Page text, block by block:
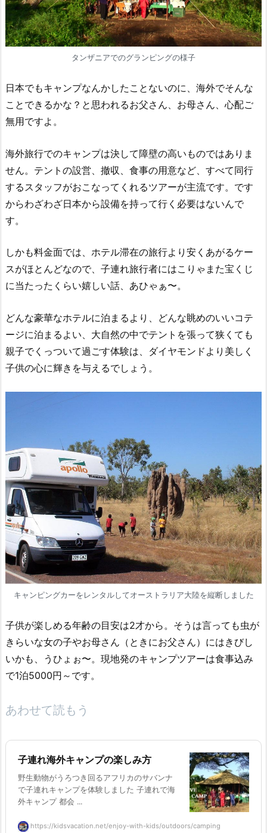
タンザニアでのグランピングの様子
日本でもキャンプなんかしたことないのに、海外でそんな
ことできるかな？と思われるお父さん、お母さん、心配ご
無用ですよ。
海外旅行でのキャンプは決して障壁の高いものではありま
せん。テントの設営、撤収、食事の用意など、すべて同行
するスタッフがおこなってくれるツアーが主流です。です
からわざわざ日本から設備を持って行く必要はないんで
す。
しかも料金面では、ホテル滞在の旅行より安くあがるケー
スがほとんどなので、子連れ旅行者にはこりゃまた宝くじ
に当たったくらい嬉しい話、あひゃぁ〜。
どんな豪華なホテルに泊まるより、どんな眺めのいいコテ
ージに泊まるよい、大自然の中でテントを張って狭くても
親子でくっついて過ごす体験は、ダイヤモンドより美しく
子供の心に輝きを与えるでしょう。
キャンピングカーをレンタルしてオーストラリア大陸を縦断しました
子供が楽しめる年齢の目安は2才から。そうは言っても虫が
きらいな女の子やお母さん（ときにお父さん）にはきびし
いかも、うひょぉ〜。現地発のキャンプツアーは食事込み
で1泊5000円～です。
あわせて読もう
子連れ海外キャンプの楽しみ方
野生動物がうろつき回るアフリカのサバンナ
で子連れキャンプを体験しました 子連れで海
外キャンプ 都会 ...
https://kidsvacation.net/enjoy-with-kids/outdoors/camping